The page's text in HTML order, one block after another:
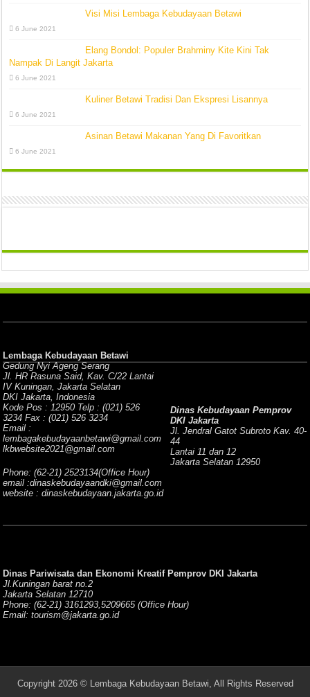
Visi Misi Lembaga Kebudayaan Betawi
6 June 2021
Elang Bondol: Populer Brahminy Kite Kini Tak
Nampak Di Langit Jakarta
6 June 2021
Kuliner Betawi Tradisi Dan Ekspresi Lisannya
6 June 2021
Asinan Betawi Makanan Yang Di Favoritkan
6 June 2021
Lembaga Kebudayaan Betawi
Gedung Nyi Ageng Serang
Jl. HR Rasuna Said, Kav. C/22 Lantai
IV Kuningan, Jakarta Selatan
DKI Jakarta, Indonesia
Kode Pos : 12950 Telp : (021) 526
3234 Fax : (021) 526 3234
Email :
lembagakebudayaanbetawi@gmail.com
lkbwebsite2021@gmail.com
Dinas Kebudayaan Pemprov
DKI Jakarta
Jl. Jendral Gatot Subroto Kav. 40-
44
Lantai 11 dan 12
Jakarta Selatan 12950
Phone: (62-21) 2523134(Office Hour)
email :dinaskebudayaandki@gmail.com
website : dinaskebudayaan.jakarta.go.id
Dinas Pariwisata dan Ekonomi Kreatif Pemprov DKI Jakarta
Jl.Kuningan barat no.2
Jakarta Selatan 12710
Phone: (62-21) 3161293,5209665 (Office Hour)
Email: tourism@jakarta.go.id
Copyright 2026 © Lembaga Kebudayaan Betawi, All Rights Reserved